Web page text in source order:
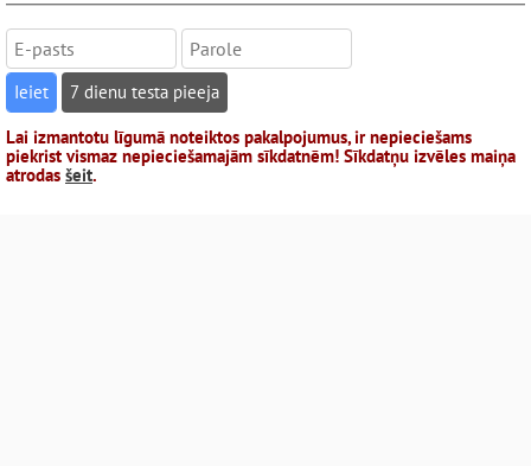
7 dienu testa pieeja
Lai izmantotu līgumā noteiktos pakalpojumus, ir nepieciešams
piekrist vismaz nepieciešamajām sīkdatnēm! Sīkdatņu izvēles maiņa
atrodas šeit.